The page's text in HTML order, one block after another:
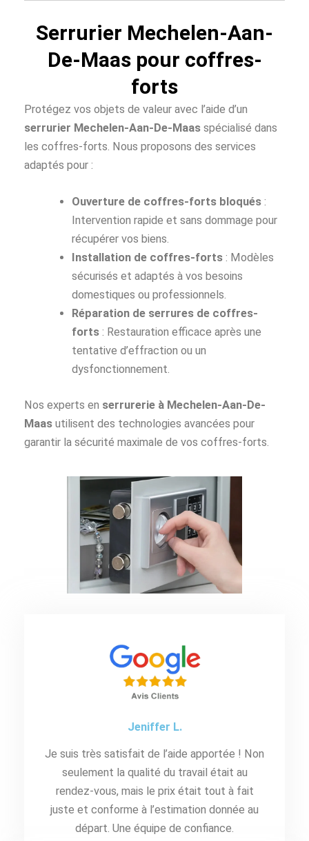
Serrurier Mechelen-Aan-
De-Maas pour coffres-
forts
Protégez vos objets de valeur avec l’aide d’un
serrurier Mechelen-Aan-De-Maas spécialisé dans
les coffres-forts. Nous proposons des services
adaptés pour :
Ouverture de coffres-forts bloqués :
Intervention rapide et sans dommage pour
récupérer vos biens.
Installation de coffres-forts : Modèles
sécurisés et adaptés à vos besoins
domestiques ou professionnels.
Réparation de serrures de coffres-
forts : Restauration efficace après une
tentative d’effraction ou un
dysfonctionnement.
Nos experts en serrurerie à Mechelen-Aan-De-
Maas utilisent des technologies avancées pour
garantir la sécurité maximale de vos coffres-forts.
Jeniffer L.
Je suis très satisfait de l’aide apportée ! Non
seulement la qualité du travail était au
rendez-vous, mais le prix était tout à fait
juste et conforme à l’estimation donnée au
départ. Une équipe de confiance.